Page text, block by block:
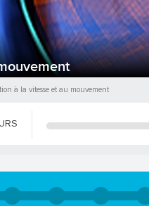
à la vitesse et au mouvement